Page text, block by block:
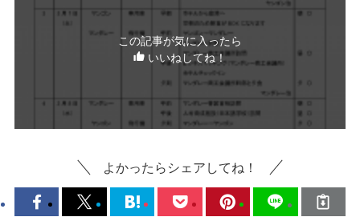
この記事が気に入ったら
いいねしてね！
よかったらシェアしてね！